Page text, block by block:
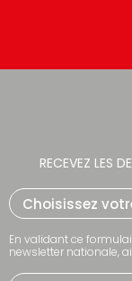
RECEVEZ LES
En validant ce
newsletter nationale,